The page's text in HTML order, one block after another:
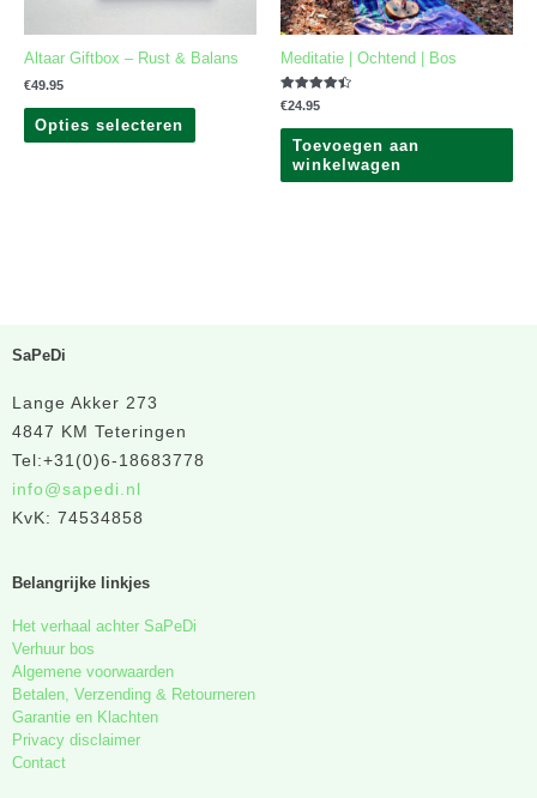
Altaar Giftbox – Rust & Balans
€49.95
Opties selecteren
op
de
productpagina
Meditatie | Ochtend | Bos
Gewaardeerd
4.50
uit 5
€24.95
Toevoegen aan
winkelwagen
SaPeDi
Lange Akker 273
4847 KM Teteringen
Tel:+31(0)6-18683778
info@sapedi.nl
KvK: 74534858
Belangrijke linkjes
Het verhaal achter SaPeDi
Verhuur bos
Algemene voorwaarden
Betalen, Verzending & Retourneren
Garantie en Klachten
Privacy disclaimer
Contact